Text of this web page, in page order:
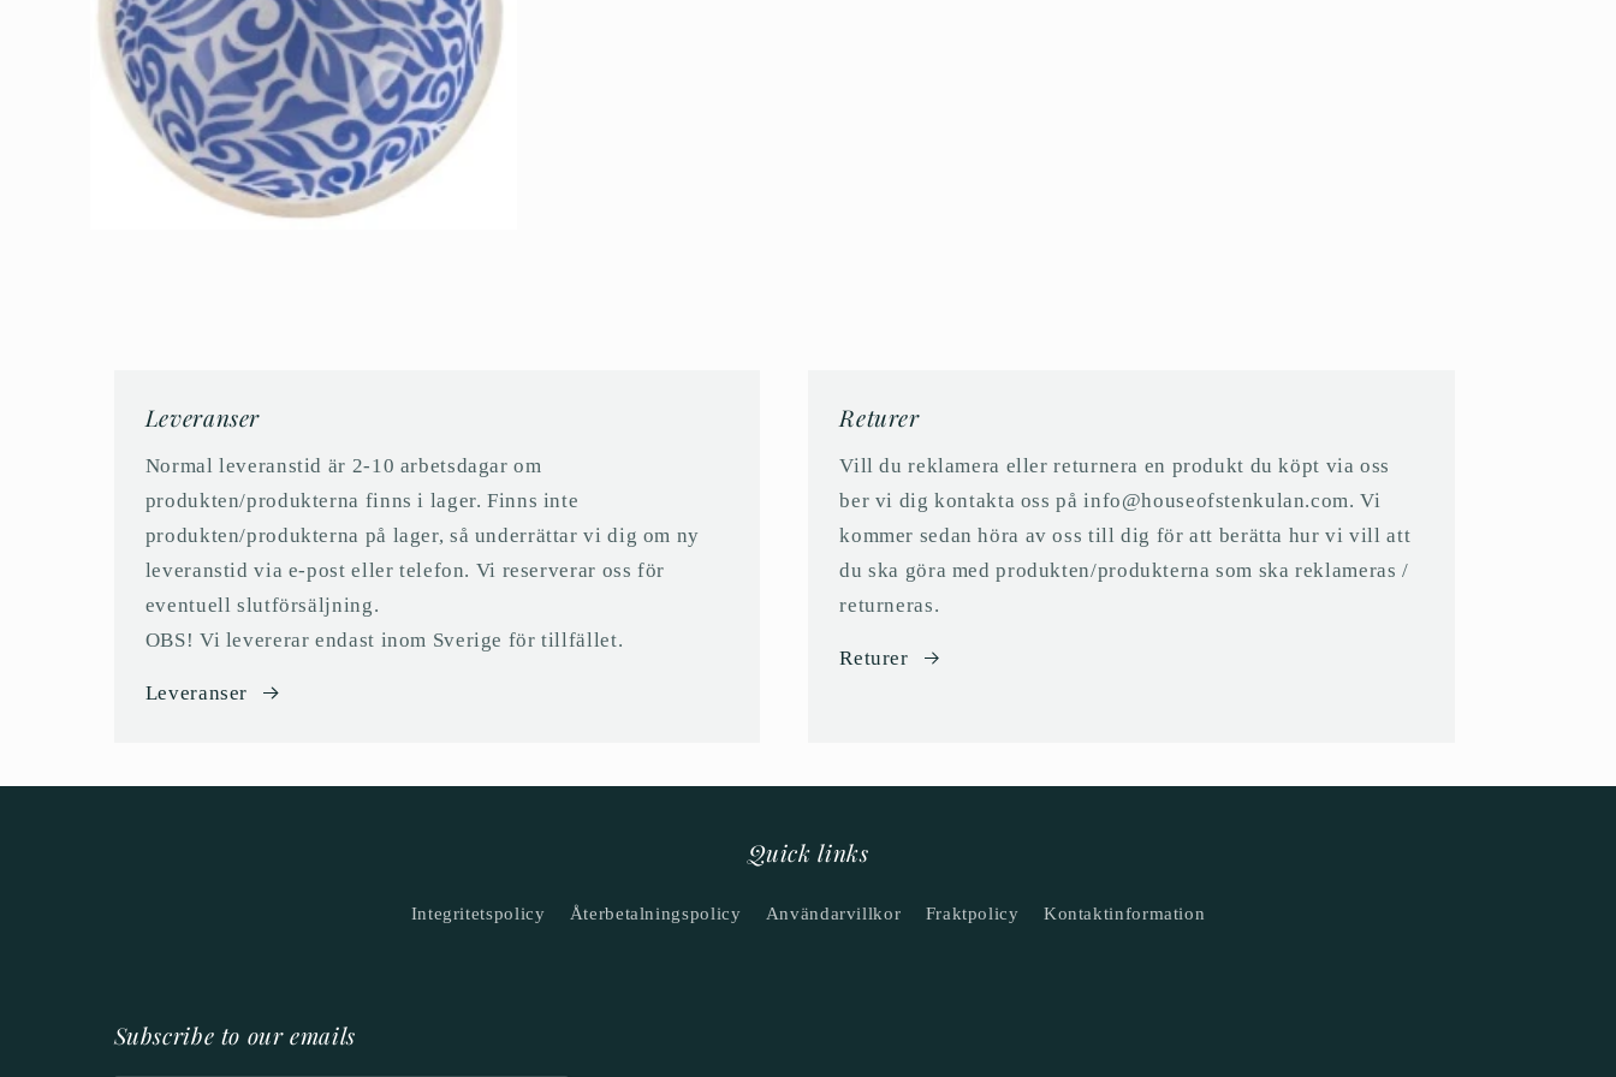
Leveranser
Normal leveranstid är 2-10 arbetsdagar om
produkten/produkterna finns i lager. Finns inte
produkten/produkterna på lager, så underrättar vi dig om ny
leveranstid via e-post eller telefon. Vi reserverar oss för
eventuell slutförsäljning.
OBS! Vi levererar endast inom Sverige för tillfället.
Leveranser
Returer
Vill du reklamera eller returnera en produkt du köpt via oss
ber vi dig kontakta oss på info@houseofstenkulan.com. Vi
kommer sedan höra av oss till dig för att berätta hur vi vill att
du ska göra med produkten/produkterna som ska reklameras /
returneras.
Returer
Quick links
Integritetspolicy Återbetalningspolicy Användarvillkor Fraktpolicy Kontaktinformation
Subscribe to our emails